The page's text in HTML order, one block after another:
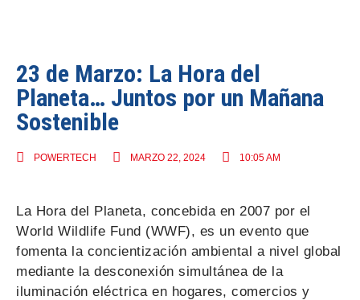
23 de Marzo: La Hora del
Planeta… Juntos por un Mañana
Sostenible
POWERTECH MARZO 22, 2024 10:05 AM
La Hora del Planeta, concebida en 2007 por el
World Wildlife Fund (WWF), es un evento que
fomenta la concientización ambiental a nivel global
mediante la desconexión simultánea de la
iluminación eléctrica en hogares, comercios y